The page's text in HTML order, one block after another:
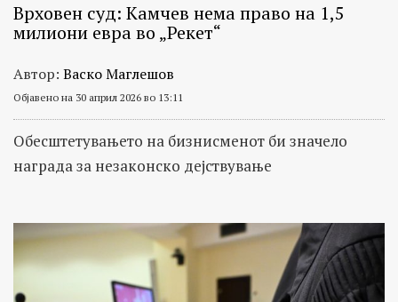
Врховен суд: Камчев нема право на 1,5
милиони евра во „Рекет“
Автор: Васко Маглешов
Објавено на 30 април 2026 во 13:11
Обесштетувањето на бизнисменот би значело
награда за незаконско дејствување